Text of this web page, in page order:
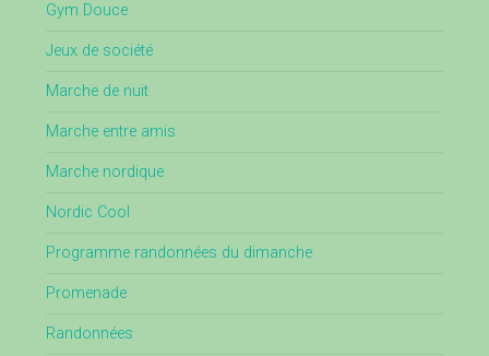
Gym Douce
Jeux de société
Marche de nuit
Marche entre amis
Marche nordique
Nordic Cool
Programme randonnées du dimanche
Promenade
Randonnées